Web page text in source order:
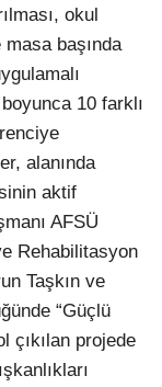
okul
masa başında
10 farklı
alanında
aktif
AFSÜ
Rehabilitasyon
Taşkın ve
“Güçlü
çıkılan projede